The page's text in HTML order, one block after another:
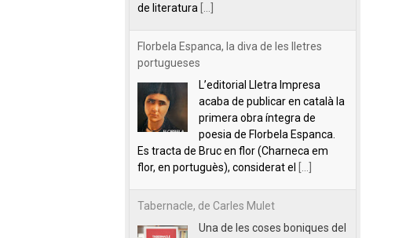
de literatura
Florbela Espanca, la diva de les lletres
portugueses
L’editorial Lletra Impresa
acaba de publicar en català la
primera obra íntegra de
poesia de Florbela Espanca.
Es tracta de Bruc en flor (Charneca em
flor, en portuguès), considerat el
Tabernacle, de Carles Mulet
Una de les coses boniques del